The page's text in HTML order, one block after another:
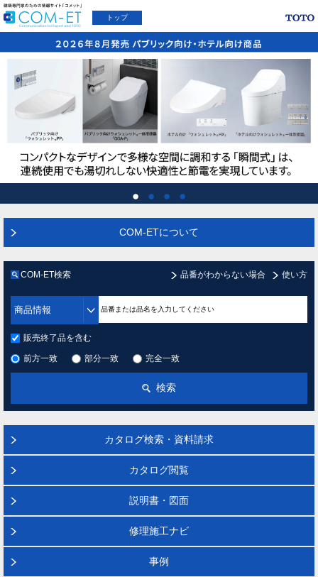
トップ
COM-ETについて
COM-ET検索 品番がわからない場合 使い方
販売終了品を含む
前方一致 部分一致 完全一致
検索
カタログ検索・資料請求
カタログ閲覧
説明書・図面
修理施工ナビ
事例